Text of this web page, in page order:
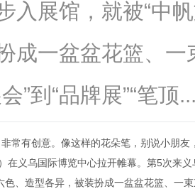
入展馆，就被“中
成一盆盆花篮、一
”到“品牌展”“笔顶
常有创意。像这样的花朵笔，别说小朋
在义乌国际博览中心拉开帷幕。第5次来
色、造型各异，被装扮成一盆盆花篮、一